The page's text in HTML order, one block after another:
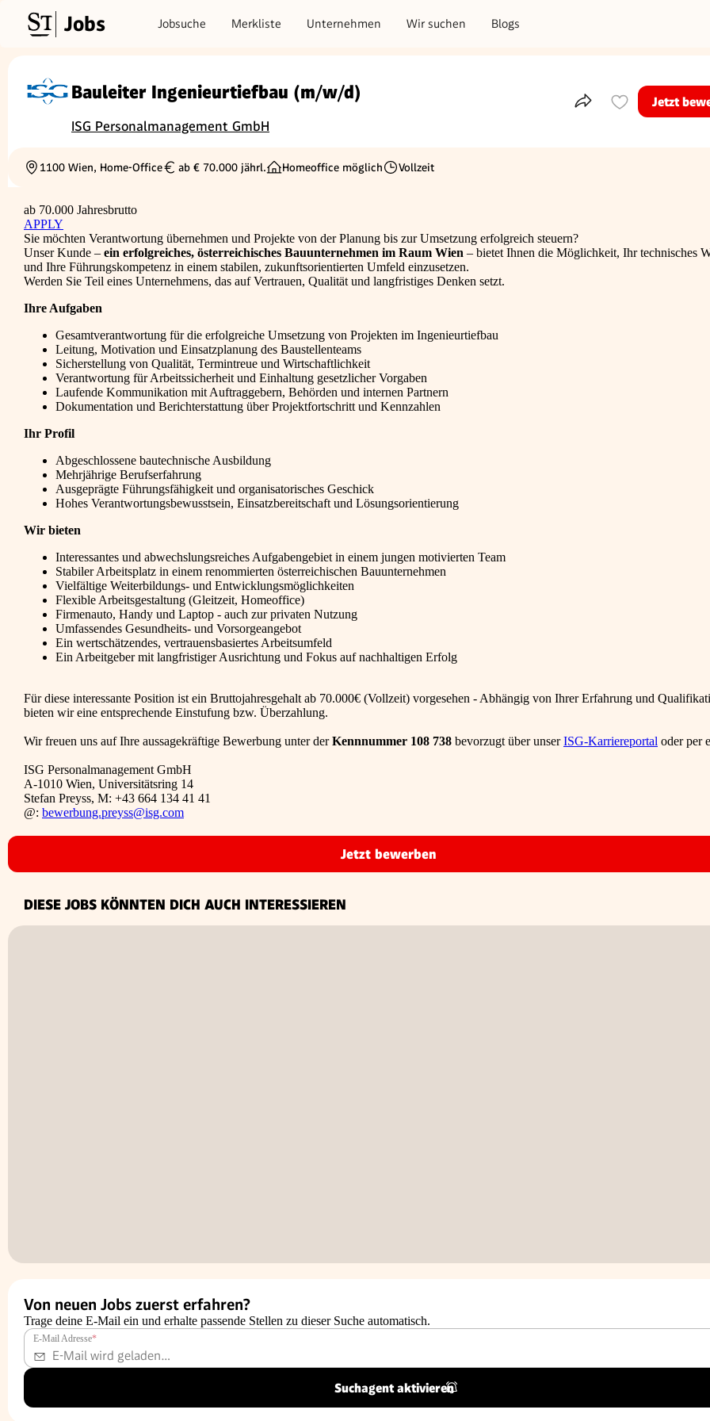
Jobs Jobsuche Merkliste Unternehmen Wir suchen Blogs
Bauleiter Ingenieurtiefbau (m/w/d)
ISG Personalmanagement GmbH
Teile dieses Inserat
Jetzt
Ortschaft
1100 Wien, Home-Office
Gehalt
ab € 70.000 jährl. Homeoffice möglich
Beschäftigungsart
Vollzeit
ab 70.000 Jahresbrutto
APPLY
Sie möchten Verantwortung übernehmen und Projekte von der Planung bis zur Umsetzung erfolgreich steuern?
Unser Kunde – ein erfolgreiches, österreichisches Bauunternehmen im Raum Wien – bietet Ihnen die Möglichkeit, Ihr technisches
und Ihre Führungskompetenz in einem stabilen, zukunftsorientierten Umfeld einzusetzen.
Werden Sie Teil eines Unternehmens, das auf Vertrauen, Qualität und langfristiges Denken setzt.
Ihre Aufgaben
Gesamtverantwortung für die erfolgreiche Umsetzung von Projekten im Ingenieurtiefbau
Leitung, Motivation und Einsatzplanung des Baustellenteams
Sicherstellung von Qualität, Termintreue und Wirtschaftlichkeit
Verantwortung für Arbeitssicherheit und Einhaltung gesetzlicher Vorgaben
Laufende Kommunikation mit Auftraggebern, Behörden und internen Partnern
Dokumentation und Berichterstattung über Projektfortschritt und Kennzahlen
Ihr Profil
Abgeschlossene bautechnische Ausbildung
Mehrjährige Berufserfahrung
Ausgeprägte Führungsfähigkeit und organisatorisches Geschick
Hohes Verantwortungsbewusstsein, Einsatzbereitschaft und Lösungsorientierung
Wir bieten
Interessantes und abwechslungsreiches Aufgabengebiet in einem jungen motivierten Team
Stabiler Arbeitsplatz in einem renommierten österreichischen Bauunternehmen
Vielfältige Weiterbildungs- und Entwicklungsmöglichkeiten
Flexible Arbeitsgestaltung (Gleitzeit, Homeoffice)
Firmenauto, Handy und Laptop - auch zur privaten Nutzung
Umfassendes Gesundheits- und Vorsorgeangebot
Ein wertschätzendes, vertrauensbasiertes Arbeitsumfeld
Ein Arbeitgeber mit langfristiger Ausrichtung und Fokus auf nachhaltigen Erfolg
Für diese interessante Position ist ein Bruttojahresgehalt ab 70.000€ (Vollzeit) vorgesehen - Abhängig von Ihrer Erfahrung und
bieten wir eine entsprechende Einstufung bzw. Überzahlung.
Wir freuen uns auf Ihre aussagekräftige Bewerbung unter derKennnummer 108 738 bevorzugt über unserISG-Karriereportal oder per
ISG Personalmanagement GmbH
A-1010 Wien, Universitätsring 14
Stefan Preyss, M: +43 664 134 41 41
@: bewerbung.preyss@isg.com
Jetzt bewerben
DIESE JOBS KÖNNTEN DICH AUCH INTERESSIEREN
Von neuen Jobs zuerst erfahren?
Trage deine E-Mail ein und erhalte passende Stellen zu dieser Suche automatisch.
E-Mail Adresse*
Suchagent aktivieren